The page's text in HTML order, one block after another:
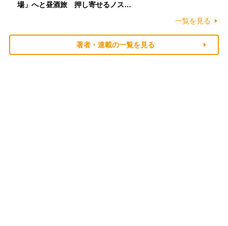
場」へと昼酒旅 押し寄せるノス…
一覧を見る
著者・連載の一覧を見る